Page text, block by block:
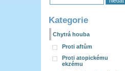
Kategorie
Chytrá houba
Proti aftům
Proti atopickému
ekzému